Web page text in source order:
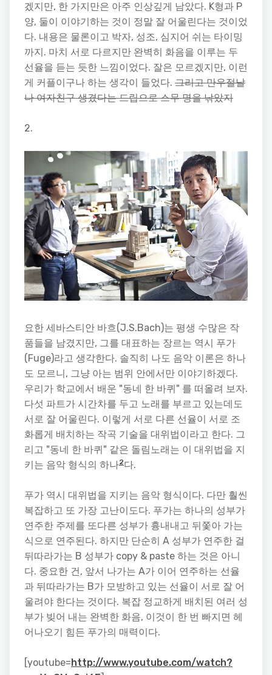
겠지만, 한 가지만은 아주 인상깊게 남았다. K형과 P
양, 둘이 이야기하는 것이 정말 잘 어울린다는 것이었
다. 내용은 물론이고 박자, 성조, 심지어 쉬는 타이밍
까지. 마치 서로 다르지만 완벽히 화음을 이루는 두
선율을 듣는 듯한 느낌이었다. 잘은 모르겠지만, 이런
게 커플이구나 하는 생각이 들었다. 그리고 만우절날
나 여자친구 생겼다는 드립으로 스무 명을 낚았지
2.
요한 세바스티안 바흐(J.S.Bach)는 평생 수많은 작
품들을 남겼지만, 그를 대표하는 장르는 역시 푸가
(Fuge)라고 생각한다. 솔직히 나도 음악 이론은 하나
도 모르니, 그냥 아는 범위 안에서만 이야기하겠다.
우리가 학교에서 배운 "동네 한 바퀴" 를 떠올려 보자.
다섯 파트가 시간차를 두고 노래를 부르고 있는데도
서로 잘 어울린다. 이렇게 서로 다른 선율이 서로 조
화롭게 배치하는 작곡 기술을 대위법이라고 한다. 그
리고 "동네 한 바퀴" 같은 돌림노래는 이 대위법을 지
키는 음악 형식의 하나2다.
푸가 역시 대위법을 지키는 음악 형식이다. 다만 훨씬
복잡하고 또 가장 고난이도다. 푸가는 하나의 성부가
연주한 주제를 또다른 성부가 흉내내고 뒤쫓아 가는
식으로 연주된다. 하지만 단순히 A 성부가 연주한 걸
뒤따라가는 B 성부가 copy & paste 하는 것은 아니
다. 중요한 건, 앞서 나가는 A가 이어 연주하는 선율
과 뒤따라가는 B가 모방하고 있는 선율이 서로 잘 어
울려야 한다는 것이다. 복잡 정교하게 배치된 여러 성
부가 빚어 내는 완벽한 화음, 이것이 한 번 빠지면 헤
어나오기 힘든 푸가의 매력이다.
[youtube=http://www.youtube.com/watch?